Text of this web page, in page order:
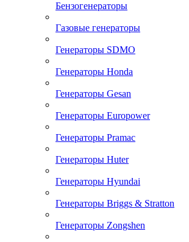
Бензогенераторы
Газовые генераторы
Генераторы SDMO
Генераторы Honda
Генераторы Gesan
Генераторы Europower
Генераторы Pramac
Генераторы Huter
Генераторы Hyundai
Генераторы Briggs & Stratton
Генераторы Zongshen